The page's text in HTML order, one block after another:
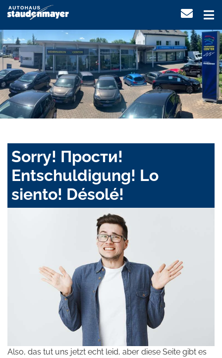
Sorry! Прости!
Entschuldigung! Lo
siento! Désolé!
Also, das tut uns jetzt echt leid, aber diese Seite gibt es